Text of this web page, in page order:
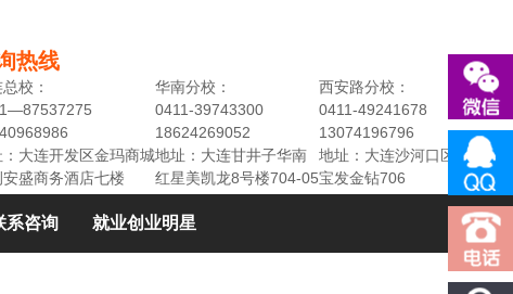
热线
校：
：大连开发区金玛商城
盛商务酒店七楼
华南分校：
0411-39743300
18624269052
地址：大连甘井子华南
红星美凯龙8号楼704-05
西安路分校：
0411-49241678
13074196796
地址：大连沙河口区民权街
宝发金钻706
系咨询 就业创业明星